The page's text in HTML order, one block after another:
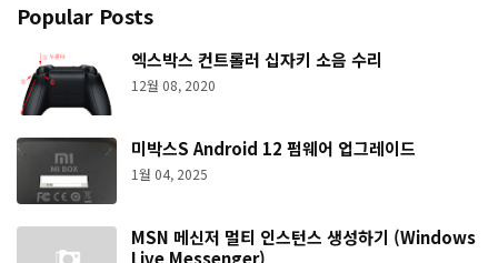
Popular Posts
엑스박스 컨트롤러 십자키 소음 수리
12월 08, 2020
미박스S Android 12 펌웨어 업그레이드
1월 04, 2025
MSN 메신저 멀티 인스턴스 생성하기 (Windows
Live Messenger)